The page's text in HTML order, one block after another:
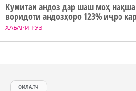
ХАБАРИ РӮЗ
Кумитаи андоз дар шаш моҳ
воридоти андозҳоро 123% иҷро
ОИЛА.ТЧ